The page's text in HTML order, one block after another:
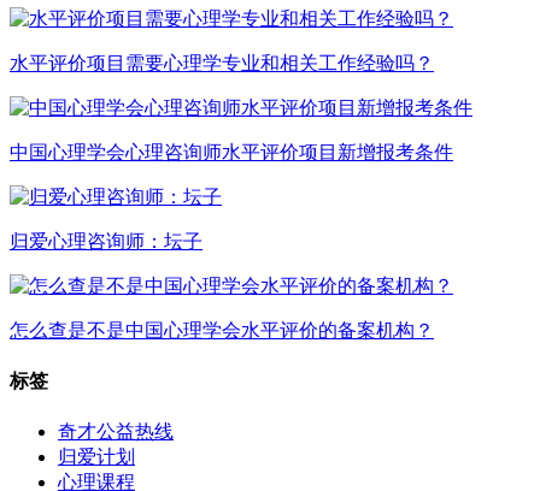
水平评价项目需要心理学专业和相关工作经验吗？
中国心理学会心理咨询师水平评价项目新增报考条件
归爱心理咨询师：坛子
怎么查是不是中国心理学会水平评价的备案机构？
标签
奇才公益热线
归爱计划
心理课程